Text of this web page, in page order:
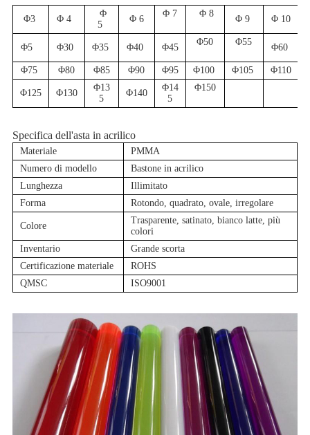
Φ3 Φ 4
Φ
5
Φ 6
Φ 7 Φ 8
Φ 9 Φ 10
Φ5 Φ30 Φ35 Φ40 Φ45
Φ50 Φ55
Φ60
Φ75 Φ80 Φ85 Φ90 Φ95 Φ100 Φ105 Φ110
Φ125 Φ130
Φ13
5
Φ140
Φ14
5
Φ150
Specifica dell'asta in acrilico
Materiale
PMMA
Numero di modello
Bastone in acrilico
Lunghezza
Illimitato
Forma
Rotondo, quadrato, ovale, irregolare
Colore
Trasparente, satinato, bianco latte, più
colori
Inventario
Grande scorta
Certificazione materiale
ROHS
QMSC
ISO9001